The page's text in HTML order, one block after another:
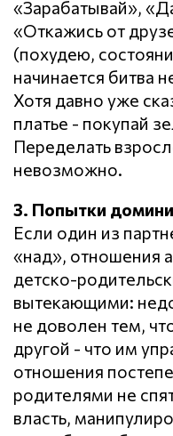
«Зарабатывай»,
«Откажись от
(похудею,
начинается битва
Хотя давно уже
платье - покупай
Переделать
невозможно.
3. Попытки
Если один из
«над», отношения
детско-
вытекающими:
не доволен тем,
другой - что им
отношения
родителями не
власть,